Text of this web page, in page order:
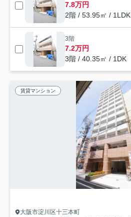
7.8万円
2階 / 53.95㎡ / 1LDK
3階
7.2万円
3階 / 40.35㎡ / 1DK
賃貸マンション
大阪市淀川区十三本町